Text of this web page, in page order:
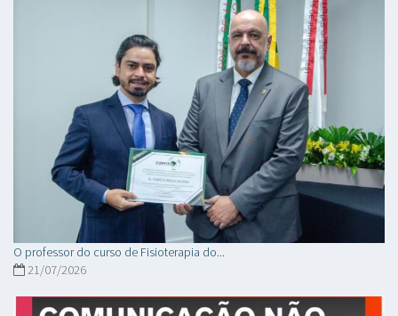
O professor do curso de Fisioterapia do...
21/07/2026